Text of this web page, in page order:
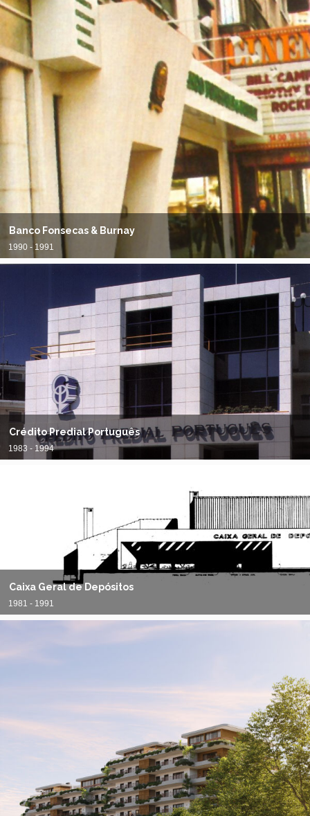
Banco Fonsecas & Burnay
1990 - 1991
Crédito Predial Português
1983 - 1994
Caixa Geral de Depósitos
1981 - 1991